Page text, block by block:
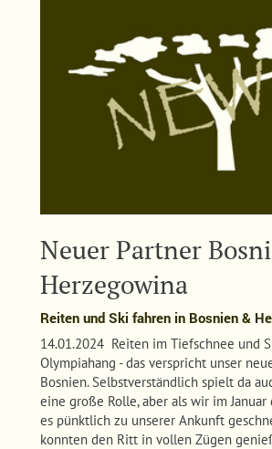
Neuer Partner
Herzegowina
Reiten und Ski fahren in Bosnien &
14.01.2024 Reiten im Tiefschnee und
Olympiahang - das verspricht unser
Bosnien. Selbstverständlich spielt da
eine große Rolle, aber als wir im
es pünktlich zu unserer Ankunft
konnten den Ritt in vollen Zügen